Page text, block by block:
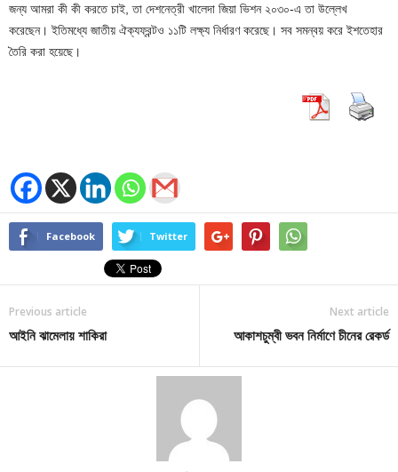
জন্য আমরা কী কী করতে চাই, তা দেশনেত্রী খালেদা জিয়া ভিশন ২০৩০-এ তা উল্লেখ
করেছেন। ইতিমধ্যে জাতীয় ঐক্যফ্রন্টও ১১টি লক্ষ্য নির্ধারণ করেছে। সব সমন্বয় করে ইশতেহার
তৈরি করা হয়েছে।
Facebook Twitter
Previous article
আইনি ঝামেলায় শাকিরা
Next article
আকাশচুম্বী ভবন নির্মাণে চীনের রেকর্ড